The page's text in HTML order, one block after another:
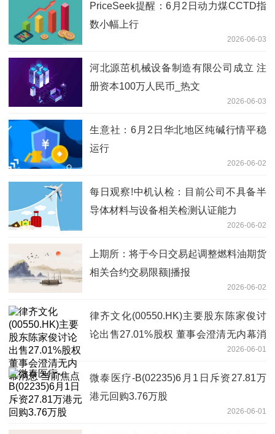
PriceSeek提醒：6月2日动力煤CCTD指
数小幅上行
2026-06-03
河北源茁机械设备制造有限公司成立 注
册资本100万人民币_热文
2026-06-03
生意社：6月2日华北地区纯碱行情平稳
运行
2026-06-02
每日观察!中机认检：目前公司不具备半
导体材料与设备相关检测认证能力
2026-06-02
上期所：将于今日交易起调整燃料油期货
相关合约交易限额|播报
2026-06-02
律齐文化(00550.HK)主要股东陈家俊讨
论出售27.01%股权 董事会澄清无内幕消
2026-06-01
微泰医疗-B(02235)6月1日斥资27.81万
港元回购3.76万股
2026-06-01